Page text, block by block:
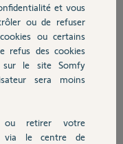
et vous
ou de refuser
ou certains
refus des cookies
sur le site Somfy
sera moins
ou retirer votre
via le centre de